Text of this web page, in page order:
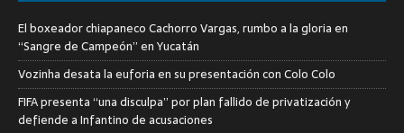
El boxeador chiapaneco Cachorro Vargas, rumbo a la gloria en
“Sangre de Campeón” en Yucatán
Vozinha desata la euforia en su presentación con Colo Colo
FIFA presenta “una disculpa” por plan fallido de privatización y
defiende a Infantino de acusaciones